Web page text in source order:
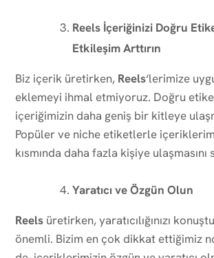
Reels İçeriğinizi Doğru
Etkileşim Arttırın
Biz içerik üretirken, Reels‘lerimize
eklemeyi ihmal etmiyoruz. Doğru
içeriğimizin daha geniş bir kitleye
Popüler ve niche etiketlerle
kısmında daha fazla kişiye ulaşmasını
Yaratıcı ve Özgün Olun
Reels üretirken, yaratıcılığınızı
önemli. Bizim en çok dikkat ettiğimiz